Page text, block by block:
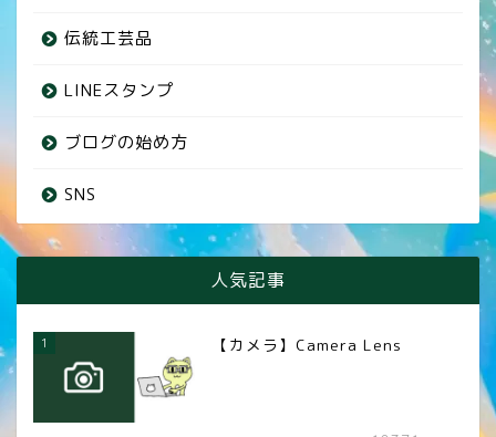
伝統工芸品
LINEスタンプ
ブログの始め方
SNS
人気記事
1 【カメラ】Camera Lens